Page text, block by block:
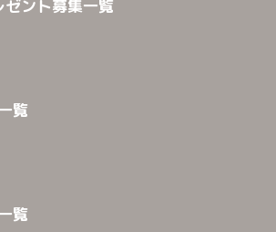
ント募集一覧
覧
覧